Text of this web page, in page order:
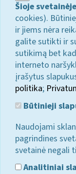
Šioje
cookies).
ir jiems nėra
galite sutikti ir
sutikimą bet
interneto
įrašytus
politika;
Būtinieji
Naudojami
pagrindines
svetainė negali
Analitiniai